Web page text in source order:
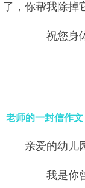
了，你帮我除掉
祝您身体
老师的一封信作文
亲爱的幼儿
我是你曾